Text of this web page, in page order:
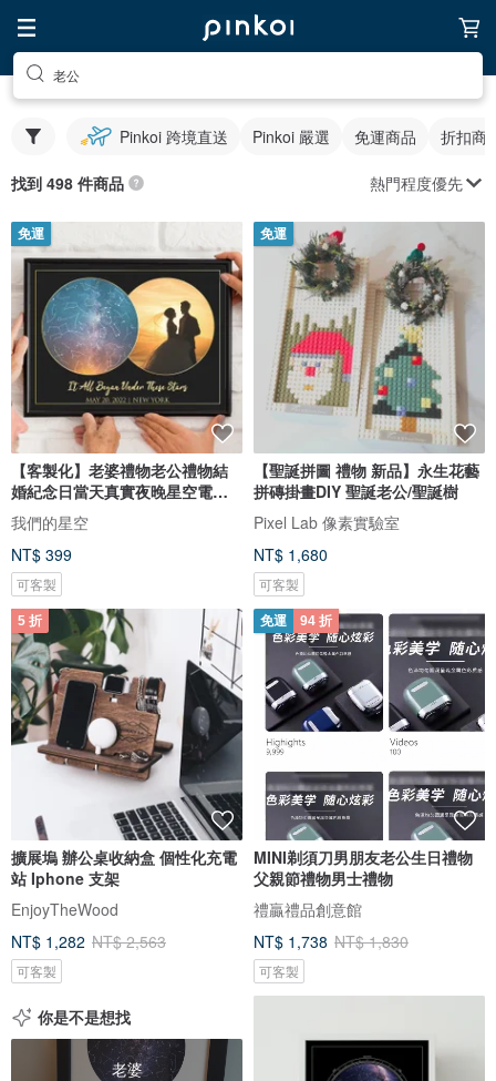
老公
Pinkoi 跨境直送 Pinkoi 嚴選 免運商品 折扣商
找到 498 件商品 熱門程度優先
免運
【客製化】老婆禮物老公禮物結
婚紀念日當天真實夜晚星空電子
圖檔
我們的星空
NT$ 399
可客製
免運
【聖誕拼圖 禮物 新品】永生花藝
拼磚掛畫DIY 聖誕老公/聖誕樹
Pixel Lab 像素實驗室
NT$ 1,680
可客製
5 折
擴展塢 辦公桌收納盒 個性化充電
站 Iphone 支架
EnjoyTheWood
NT$ 1,282 NT$ 2,563
可客製
免運 94 折
MINI剃須刀男朋友老公生日禮物
父親節禮物男士禮物
禮贏禮品創意館
NT$ 1,738 NT$ 1,830
可客製
你是不是想找
老婆